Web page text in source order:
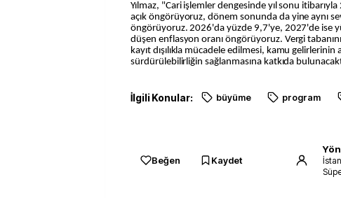
Yılmaz, "Cari işlemler dengesinde yıl sonu
açık öngörüyoruz, dönem sonunda da yine aynı
öngörüyoruz. 2026'da yüzde 9,7'ye, 2027'de ise
düşen enflasyon oranı öngörüyoruz. Vergi
kayıt dışılıkla mücadele edilmesi, kamu gelirlerinin
sürdürülebilirliğin sağlanmasına katkıda
İlgili Konular: büyüme program
Beğen Kaydet